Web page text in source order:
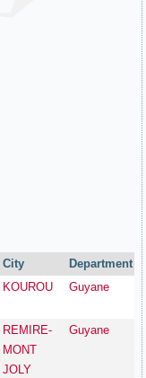
City
Department
KOUROU Guyane
REMIRE-
MONT
JOLY
Guyane